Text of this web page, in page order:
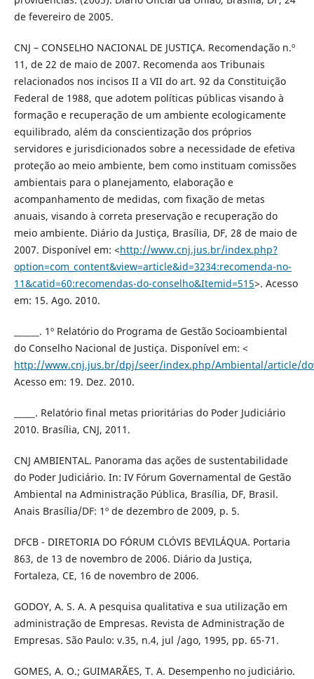
de fevereiro de 2005.
CNJ – CONSELHO NACIONAL DE JUSTIÇA. Recomendação n.º
11, de 22 de maio de 2007. Recomenda aos Tribunais
relacionados nos incisos II a VII do art. 92 da Constituição
Federal de 1988, que adotem políticas públicas visando à
formação e recuperação de um ambiente ecologicamente
equilibrado, além da conscientização dos próprios
servidores e jurisdicionados sobre a necessidade de efetiva
proteção ao meio ambiente, bem como instituam comissões
ambientais para o planejamento, elaboração e
acompanhamento de medidas, com fixação de metas
anuais, visando à correta preservação e recuperação do
meio ambiente. Diário da Justiça, Brasília, DF, 28 de maio de
2007. Disponível em: <http://www.cnj.jus.br/index.php?
option=com_content&view=article&id=3234:recomenda-no-
11&catid=60:recomendas-do-conselho&Itemid=515>. Acesso
em: 15. Ago. 2010.
______. 1º Relatório do Programa de Gestão Socioambiental
do Conselho Nacional de Justiça. Disponível em: <
http://www.cnj.jus.br/dpj/seer/index.php/Ambiental/article/
Acesso em: 19. Dez. 2010.
_____. Relatório final metas prioritárias do Poder Judiciário
2010. Brasília, CNJ, 2011.
CNJ AMBIENTAL. Panorama das ações de sustentabilidade
do Poder Judiciário. In: IV Fórum Governamental de Gestão
Ambiental na Administração Pública, Brasília, DF, Brasil.
Anais Brasília/DF: 1º de dezembro de 2009, p. 5.
DFCB - DIRETORIA DO FÓRUM CLÓVIS BEVILÁQUA. Portaria
863, de 13 de novembro de 2006. Diário da Justiça,
Fortaleza, CE, 16 de novembro de 2006.
GODOY, A. S. A. A pesquisa qualitativa e sua utilização em
administração de Empresas. Revista de Administração de
Empresas. São Paulo: v.35, n.4, jul /ago, 1995, pp. 65-71.
GOMES, A. O.; GUIMARÃES, T. A. Desempenho no judiciário.